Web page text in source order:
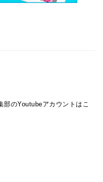
部のYoutubeアカウントはこ